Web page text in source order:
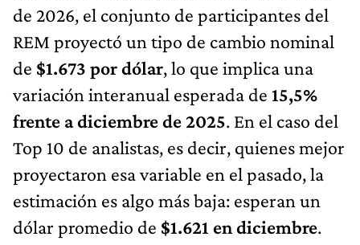
de 2026, el conjunto de participantes del
REM proyectó un tipo de cambio nominal
de $1.673 por dólar, lo que implica una
variación interanual esperada de 15,5%
frente a diciembre de 2025. En el caso del
Top 10 de analistas, es decir, quienes mejor
proyectaron esa variable en el pasado, la
estimación es algo más baja: esperan un
dólar promedio de $1.621 en diciembre.